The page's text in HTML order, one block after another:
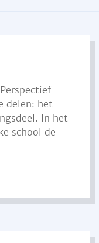
delen: het
In het
school de